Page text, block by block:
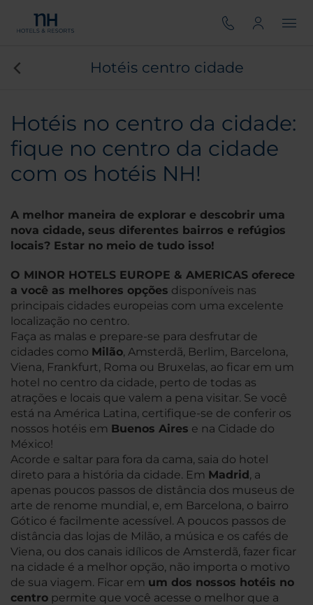
Hotéis centro cidade
Hotéis no centro da cidade:
fique no centro da cidade
com os hotéis NH!
A melhor maneira de explorar e descobrir uma
nova cidade, seus diferentes bairros e refúgios
locais? Estar no meio de tudo isso!
O MINOR HOTELS EUROPE & AMERICAS oferece
a você as melhores opções disponíveis nas
principais cidades europeias com uma excelente
localização no centro.
Faça as malas e prepare-se para desfrutar de
cidades como Milão, Amsterdã, Berlim, Barcelona,
Viena, Frankfurt, Roma ou Bruxelas, ao ficar em um
hotel no centro da cidade, perto de todas as
atrações e locais que valem a pena visitar. Se você
está na América Latina, certifique-se de conferir os
nossos hotéis em Buenos Aires e na Cidade do
México!
Acorde e saltar para fora da cama, saia do hotel
direto para a história da cidade. Em Madrid, a
apenas poucos passos de distância dos museus de
arte de renome mundial, e, em Barcelona, o bairro
Gótico é facilmente acessível. A poucos passos de
distância das lojas de Milão, a música e os cafés de
Viena, ou dos canais idílicos de Amsterdã, fazer ficar
na cidade é a melhor opção, não importa o motivo
de sua viagem. Ficar em um dos nossos hotéis no
centro permite que você acesse o melhor que a